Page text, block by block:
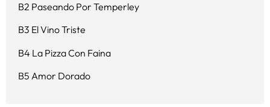
B2 Paseando Por Temperley
B3 El Vino Triste
B4 La Pizza Con Faina
B5 Amor Dorado